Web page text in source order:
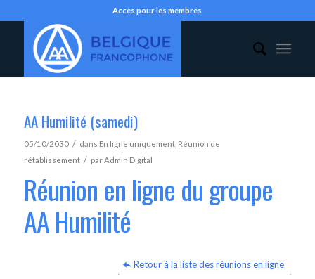
Accès pour les membres
AA Humilité (samedi)
05/10/2030 / dans En ligne uniquement, Réunion de
rétablissement / parAdmin Digital
Réunion en ligne du groupe
AA Humilité
Retour à la liste des réunions en ligne